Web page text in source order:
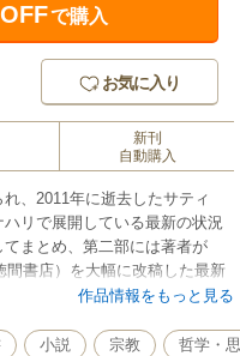
で購入
お気に入り
新刊
自動購入
、2011年に逝去したサティ
リで展開している最新の状況
まとめ、第二部には著者が
書店）を大幅に改稿した最新
今も活発化している活動の全容
歳、インドで国葬）。しかし
作品情報をもっと見る
小説 宗教 哲学・